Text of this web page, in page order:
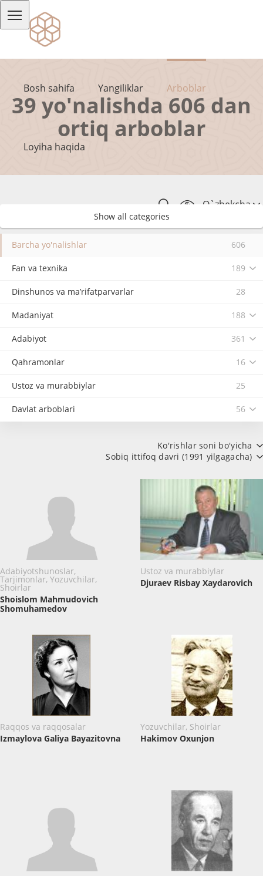
Bosh sahifa Yangiliklar Arboblar
Loyiha haqida
O`zbekcha
39 yo'nalishda 606 dan
ortiq arboblar
Show all categories
Barcha yo'nalishlar 606
Fan va texnika 189
Dinshunos va ma’rifatparvarlar 28
Madaniyat 188
Adabiyot 361
Qahramonlar 16
Ustoz va murabbiylar 25
Davlat arboblari 56
Ko'rishlar soni bo'yicha
Sobiq ittifoq davri (1991 yilgagacha)
Adabiyotshunoslar,
Tarjimonlar, Yozuvchilar,
Shoirlar
Shoislom Mahmudovich
Shomuhamedov
Ustoz va murabbiylar
Djuraev Risbay Xaydarovich
Raqqos va raqqosalar
Izmaylova Galiya Bayazitovna
Yozuvchilar, Shoirlar
Hakimov Oxunjon